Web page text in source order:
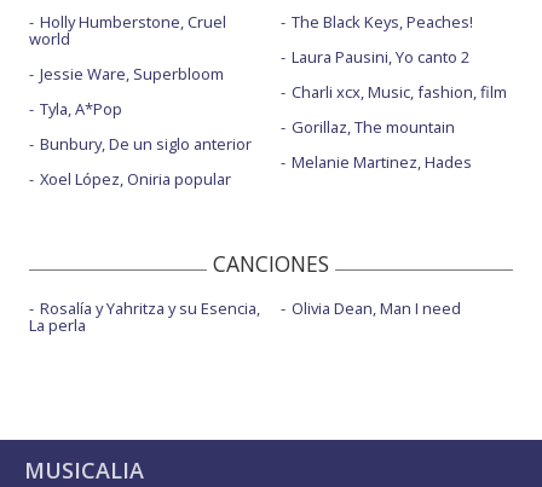
Holly Humberstone, Cruel
world
Jessie Ware, Superbloom
Tyla, A*Pop
Bunbury, De un siglo anterior
Xoel López, Oniria popular
The Black Keys, Peaches!
Laura Pausini, Yo canto 2
Charli xcx, Music, fashion, film
Gorillaz, The mountain
Melanie Martinez, Hades
CANCIONES
Rosalía y Yahritza y su Esencia,
La perla
Olivia Dean, Man I need
MUSICALIA